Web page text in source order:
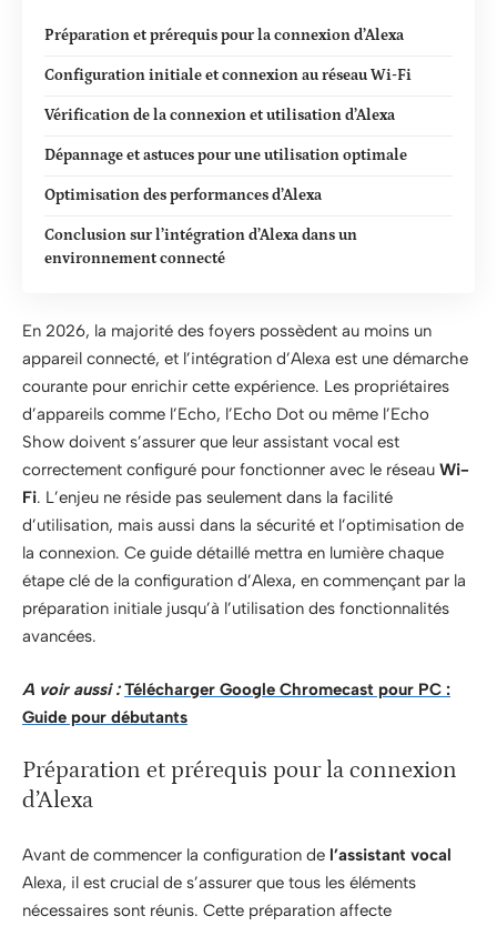
Préparation et prérequis pour la connexion d’Alexa
Configuration initiale et connexion au réseau Wi-Fi
Vérification de la connexion et utilisation d’Alexa
Dépannage et astuces pour une utilisation optimale
Optimisation des performances d’Alexa
Conclusion sur l’intégration d’Alexa dans un
environnement connecté
En 2026, la majorité des foyers possèdent au moins un
appareil connecté, et l’intégration d’Alexa est une démarche
courante pour enrichir cette expérience. Les propriétaires
d’appareils comme l’Echo, l’Echo Dot ou même l’Echo
Show doivent s’assurer que leur assistant vocal est
correctement configuré pour fonctionner avec le réseau Wi-
Fi. L’enjeu ne réside pas seulement dans la facilité
d’utilisation, mais aussi dans la sécurité et l’optimisation de
la connexion. Ce guide détaillé mettra en lumière chaque
étape clé de la configuration d’Alexa, en commençant par la
préparation initiale jusqu’à l’utilisation des fonctionnalités
avancées.
A voir aussi : Télécharger Google Chromecast pour PC :
Guide pour débutants
Préparation et prérequis pour la connexion
d’Alexa
Avant de commencer la configuration de l’assistant vocal
Alexa, il est crucial de s’assurer que tous les éléments
nécessaires sont réunis. Cette préparation affecte